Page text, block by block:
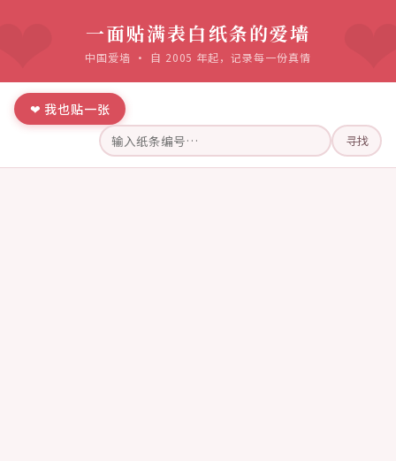
一面贴满表白纸条的爱墙
中国爱墙 · 自 2005 年起，记录每一份真情
❤ 我也贴一张
寻找